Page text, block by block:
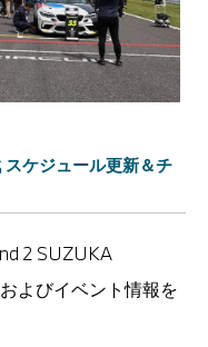
ケジュール更新＆チ
2 SUZUKA
よびイベント情報を